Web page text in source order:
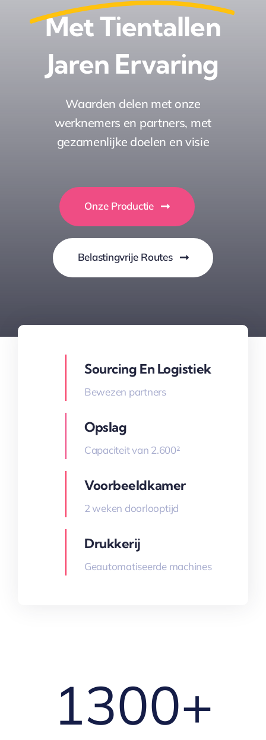
Met Tientallen
Jaren Ervaring
Waarden delen met onze
werknemers en partners, met
gezamenlijke doelen en visie
Onze Productie
Belastingvrije Routes
Sourcing En Logistiek
Bewezen partners
Opslag
Capaciteit van 2.600²
Voorbeeldkamer
2 weken doorlooptijd
Drukkerij
Geautomatiseerde machines
1300+